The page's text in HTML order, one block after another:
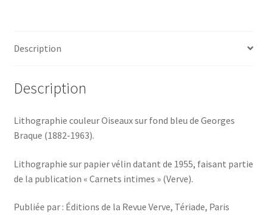
Description
Description
Lithographie couleur Oiseaux sur fond bleu de Georges
Braque (1882-1963).
Lithographie sur papier vélin datant de 1955, faisant partie
de la publication « Carnets intimes » (Verve).
Publiée par : Éditions de la Revue Verve, Tériade, Paris